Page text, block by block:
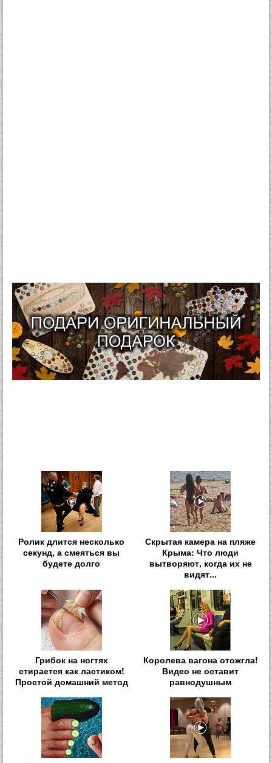
Ролик длится несколько
секунд, а смеяться вы
будете долго
Скрытая камера на пляже
Крыма: Что люди
вытворяют, когда их не
видят...
Грибок на ногтях
стирается как ластиком!
Простой домашний метод
Королева вагона отожгла!
Видео не оставит
равнодушным